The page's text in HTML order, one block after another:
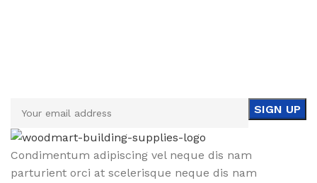
Condimentum adipiscing vel neque dis nam
parturient orci at scelerisque neque dis nam